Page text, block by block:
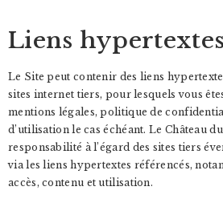
Liens hypertextes
Le Site peut contenir des liens
sites internet tiers, pour lesquels vous
mentions légales, politique de
d’utilisation le cas échéant. Le Château
responsabilité à l’égard des sites tiers
via les liens hypertextes référencés,
accès, contenu et utilisation.